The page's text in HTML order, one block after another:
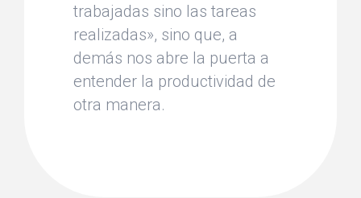
trabajadas sino las tareas
realizadas», sino que, a
demás nos abre la puerta a
entender la productividad de
otra manera.